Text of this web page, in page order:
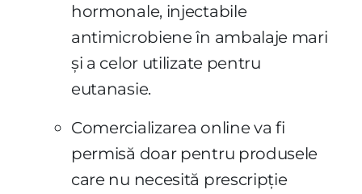
hormonale, injectabile
antimicrobiene în ambalaje mari
și a celor utilizate pentru
eutanasie.
Comercializarea online va fi
permisă doar pentru produsele
care nu necesită prescripție